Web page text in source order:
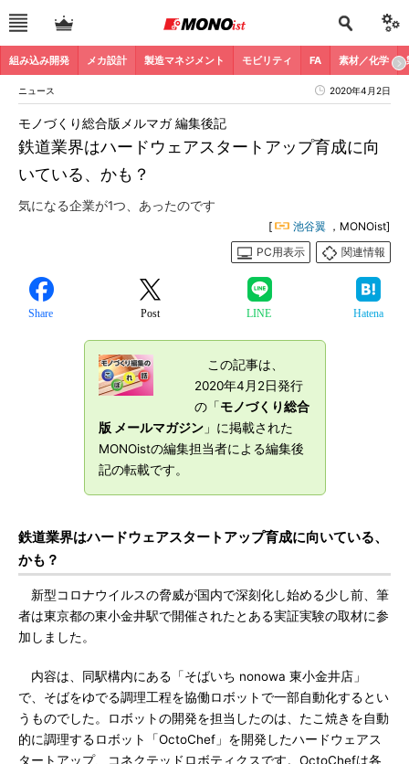
組み込み開発 メカ設計 製造マネジメント モビリティ FA 素材／化学
ニュース 2020年4月2日
鉄道業界はハードウェアスタートアップ育成に向
いている、かも？
モノづくり総合版メルマガ 編集後記
気になる企業が1つ、あったのです
[ 池谷翼 ，MONOist]
PC用表示
関連情報
Share Post LINE Hatena
この記事は、
2020年4月2日発行
の「モノづくり総合
版 メールマガジン」に掲載された
MONOistの編集担当者による編集後
記の転載です。
鉄道業界はハードウェアスタートアップ育成に向いている、
かも？
新型コロナウイルスの脅威が国内で深刻化し始める少し前、筆
者は東京都の東小金井駅で開催されたとある実証実験の取材に参
加しました。
内容は、同駅構内にある「そばいち nonowa 東小金井店」
で、そばをゆでる調理工程を協働ロボットで一部自動化するとい
うものでした。ロボットの開発を担当したのは、たこ焼きを自動
的に調理するロボット「OctoChef」を開発したハードウェアス
タートアップ、コネクテッドロボティクスです。OctoChefは各